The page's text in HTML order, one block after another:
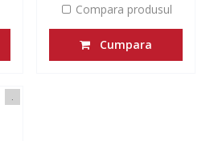
Compara produsul
Cumpara
.